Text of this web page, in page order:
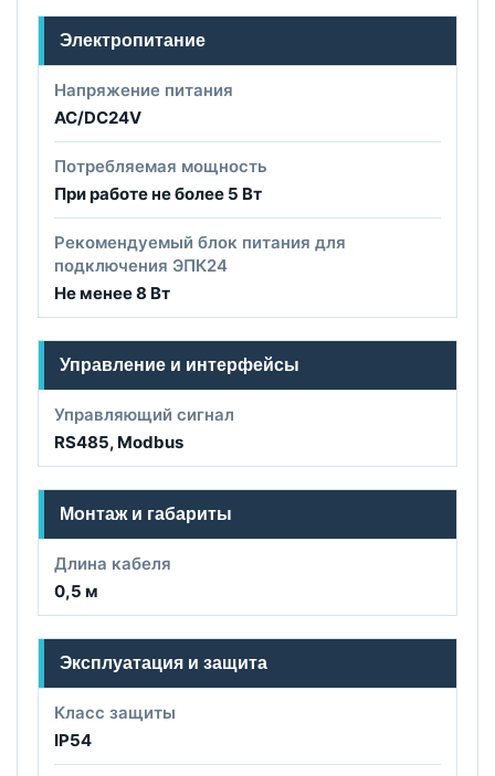
Электропитание
Напряжение питания
AC/DC24V
Потребляемая мощность
При работе не более 5 Вт
Рекомендуемый блок питания для
подключения ЭПК24
Не менее 8 Вт
Управление и интерфейсы
Управляющий сигнал
RS485, Modbus
Монтаж и габариты
Длина кабеля
0,5 м
Эксплуатация и защита
Класс защиты
IP54